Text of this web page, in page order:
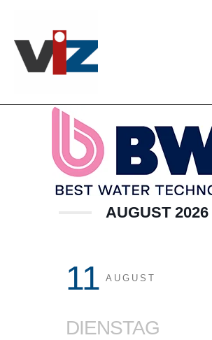
springen
AUGUST 2026
11 AUGUST
DIENSTAG